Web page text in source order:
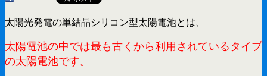
太陽光発電の単結晶シリコン型太陽電池とは、
太陽電池の中では最も古くから利用されているタイプ
の太陽電池です。